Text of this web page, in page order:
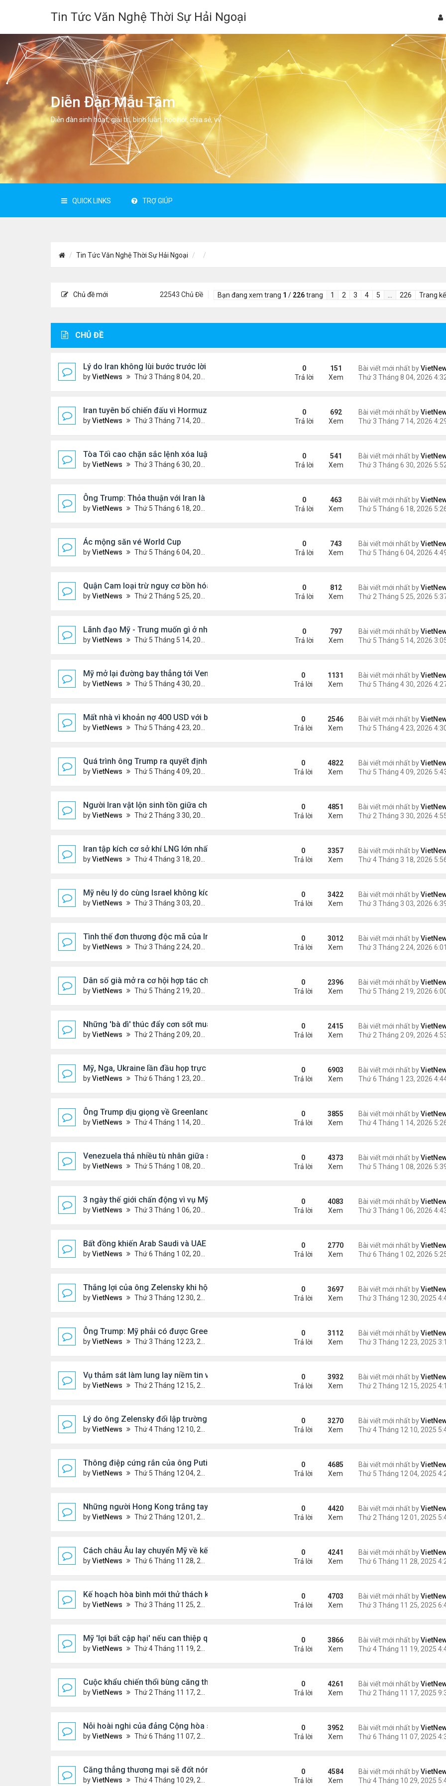
Tin Tức Văn Nghệ Thời Sự Hải Ngoại
Diễn Đàn Mẫu Tâm
Diễn đàn sinh hoạt, giải trí, bình luân, học hỏi, chia sẻ, vv.
QUICK LINKS TRỢ GIÚP
Tin Tức Văn Nghệ Thời Sự Hải Ngoại
Chủ đề mới 22543 Chủ Đề Bạn đang xem trang 1 / 226trang 1 2 3 4 5 226 Trang
CHỦ ĐỀ
Lý do Iran không lùi bước trước lời đe dọa của ông Trump
byVietNews Thứ 3 Tháng 8 04, 2026 4:32 pm
Bài viết mới nhất by
0
Trả lời
151
Xem
Iran tuyên bố chiến đấu vì Hormuz tới 'hơi thở cuối cùng'
byVietNews Thứ 3 Tháng 7 14, 2026 4:29 pm
Bài viết mới nhất by
0
Trả lời
692
Xem
Tòa Tối cao chặn sắc lệnh xóa luật 'sinh ở Mỹ là công dân Mỹ'
byVietNews Thứ 3 Tháng 6 30, 2026 5:52 pm
Bài viết mới nhất by
0
Trả lời
541
Xem
Ông Trump: Thỏa thuận với Iran là chiến thắng cho Mỹ
byVietNews Thứ 5 Tháng 6 18, 2026 5:26 pm
Bài viết mới nhất by
0
Trả lời
463
Xem
Ác mộng săn vé World Cup
byVietNews Thứ 5 Tháng 6 04, 2026 4:49 pm
Bài viết mới nhất by
0
Trả lời
743
Xem
Quận Cam loại trừ nguy cơ bồn hóa chất phát nổ
byVietNews Thứ 2 Tháng 5 25, 2026 5:37 pm
Bài viết mới nhất by
0
Trả lời
812
Xem
Lãnh đạo Mỹ - Trung muốn gì ở nhau khi gặp thượng đỉnh?
byVietNews Thứ 5 Tháng 5 14, 2026 3:05 pm
Bài viết mới nhất by
0
Trả lời
797
Xem
Mỹ mở lại đường bay thẳng tới Venezuela sau 7 năm
byVietNews Thứ 5 Tháng 4 30, 2026 4:27 pm
Bài viết mới nhất by
0
Trả lời
1131
Xem
Mất nhà vì khoản nợ 400 USD với ban quản trị khu dân cư
byVietNews Thứ 5 Tháng 4 23, 2026 4:30 pm
Bài viết mới nhất by
0
Trả lời
2546
Xem
Quá trình ông Trump ra quyết định tấn công Iran
byVietNews Thứ 5 Tháng 4 09, 2026 5:43 pm
Bài viết mới nhất by
0
Trả lời
4822
Xem
Người Iran vật lộn sinh tồn giữa chiến sự
byVietNews Thứ 2 Tháng 3 30, 2026 4:55 pm
Bài viết mới nhất by
0
Trả lời
4851
Xem
Iran tập kích cơ sở khí LNG lớn nhất thế giới ở Qatar
byVietNews Thứ 4 Tháng 3 18, 2026 5:56 pm
Bài viết mới nhất by
0
Trả lời
3357
Xem
Mỹ nêu lý do cùng Israel không kích Iran
byVietNews Thứ 3 Tháng 3 03, 2026 6:39 pm
Bài viết mới nhất by
0
Trả lời
3422
Xem
Tình thế đơn thương độc mã của Iran trước sức ép từ Mỹ
byVietNews Thứ 3 Tháng 2 24, 2026 6:01 pm
Bài viết mới nhất by
0
Trả lời
3012
Xem
Dân số già mở ra cơ hội hợp tác cho Trung - Hàn
byVietNews Thứ 5 Tháng 2 19, 2026 6:00 pm
Bài viết mới nhất by
0
Trả lời
2396
Xem
Những 'bà dì' thúc đẩy cơn sốt mua vàng ở Trung Quốc
byVietNews Thứ 2 Tháng 2 09, 2026 4:53 pm
Bài viết mới nhất by
0
Trả lời
2415
Xem
Mỹ, Nga, Ukraine lần đầu họp trực tiếp để bàn kế hoạch hòa bình
byVietNews Thứ 6 Tháng 1 23, 2026 4:44 pm
Bài viết mới nhất by
0
Trả lời
6903
Xem
Ông Trump dịu giọng về Greenland
byVietNews Thứ 4 Tháng 1 14, 2026 5:26 pm
Bài viết mới nhất by
0
Trả lời
3855
Xem
Venezuela thả nhiều tù nhân giữa sức ép từ Mỹ
byVietNews Thứ 5 Tháng 1 08, 2026 5:39 pm
Bài viết mới nhất by
0
Trả lời
4373
Xem
3 ngày thế giới chấn động vì vụ Mỹ bắt Tổng thống Venezuela
byVietNews Thứ 3 Tháng 1 06, 2026 4:43 pm
Bài viết mới nhất by
0
Trả lời
4083
Xem
Bất đồng khiến Arab Saudi và UAE từ đồng minh thành đối thủ
byVietNews Thứ 6 Tháng 1 02, 2026 5:25 pm
Bài viết mới nhất by
0
Trả lời
2770
Xem
Thắng lợi của ông Zelensky khi hội đàm với ông Trump
byVietNews Thứ 3 Tháng 12 30, 2025 4:49 pm
Bài viết mới nhất by
0
Trả lời
3697
Xem
Ông Trump: Mỹ phải có được Greenland
byVietNews Thứ 3 Tháng 12 23, 2025 3:11 pm
Bài viết mới nhất by
0
Trả lời
3112
Xem
Vụ thảm sát làm lung lay niềm tin với luật kiểm soát súng đạn ở Australia
byVietNews Thứ 2 Tháng 12 15, 2025 4:16 pm
Bài viết mới nhất by
0
Trả lời
3932
Xem
Lý do ông Zelensky đổi lập trường về bầu cử tổng thống
byVietNews Thứ 4 Tháng 12 10, 2025 5:48 pm
Bài viết mới nhất by
0
Trả lời
3270
Xem
Thông điệp cứng rắn của ông Putin trong xung đột Ukraine
byVietNews Thứ 5 Tháng 12 04, 2025 4:20 pm
Bài viết mới nhất by
0
Trả lời
4685
Xem
Những người Hong Kong trắng tay sau thảm họa cháy chung cư
byVietNews Thứ 2 Tháng 12 01, 2025 5:49 pm
Bài viết mới nhất by
0
Trả lời
4420
Xem
Cách châu Âu lay chuyển Mỹ về kế hoạch hòa bình Ukraine
byVietNews Thứ 6 Tháng 11 28, 2025 4:28 pm
Bài viết mới nhất by
0
Trả lời
4241
Xem
Kế hoạch hòa bình mới thử thách khả năng ứng biến của ông Zelensky
byVietNews Thứ 3 Tháng 11 25, 2025 6:48 pm
Bài viết mới nhất by
0
Trả lời
4703
Xem
Mỹ 'lợi bất cập hại' nếu can thiệp quân sự vào Venezuela
byVietNews Thứ 4 Tháng 11 19, 2025 4:49 pm
Bài viết mới nhất by
0
Trả lời
3866
Xem
Cuộc khẩu chiến thổi bùng căng thẳng Trung - Nhật
byVietNews Thứ 2 Tháng 11 17, 2025 9:39 am
Bài viết mới nhất by
0
Trả lời
4261
Xem
Nỗi hoài nghi của đảng Cộng hòa sau loạt thất bại bầu cử
byVietNews Thứ 6 Tháng 11 07, 2025 4:39 pm
Bài viết mới nhất by
0
Trả lời
3952
Xem
Căng thẳng thương mại sẽ đốt nóng cuộc gặp ông Trump - ông Tập
byVietNews Thứ 4 Tháng 10 29, 2025 5:40 pm
Bài viết mới nhất by
0
Trả lời
4584
Xem